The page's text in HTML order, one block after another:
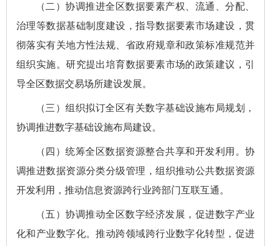
（二）协调推进全 区数据要素产权、流通、分配、
治理等数据基础制度建设，指导数据要素市场建设，贯
彻落实有关地方性法规、省政府规章和政策标准规范并
组织实施。研究提出培育数据要素市场的政策建议，引
导全区数据交易场所建设发展。
（三）组织拟订全区有关数字基础设施布局规划，
协调推进数字基础设施布局建设。
（四）统筹全区数据资源整合共享和开发利用。协
调推进数据资源分类分级管理，组织推动公共数据资源
开发利用，推动信息资源跨行业跨部门互联互通。
（五）协调推动全区数字经济发展，促进数字产业
化和产业数字化。推动跨领域跨行业数字化转型，促进